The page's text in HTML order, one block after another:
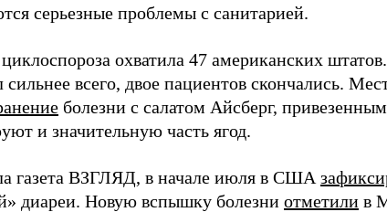
серьезные проблемы с санитарией.
охватила 47 американских
сильнее всего, двое пациентов скончались.
болезни с салатом Айсберг,
и значительную часть ягод.
газета ВЗГЛЯД, в начале июля в США
диареи. Новую вспышку болезни отметили в